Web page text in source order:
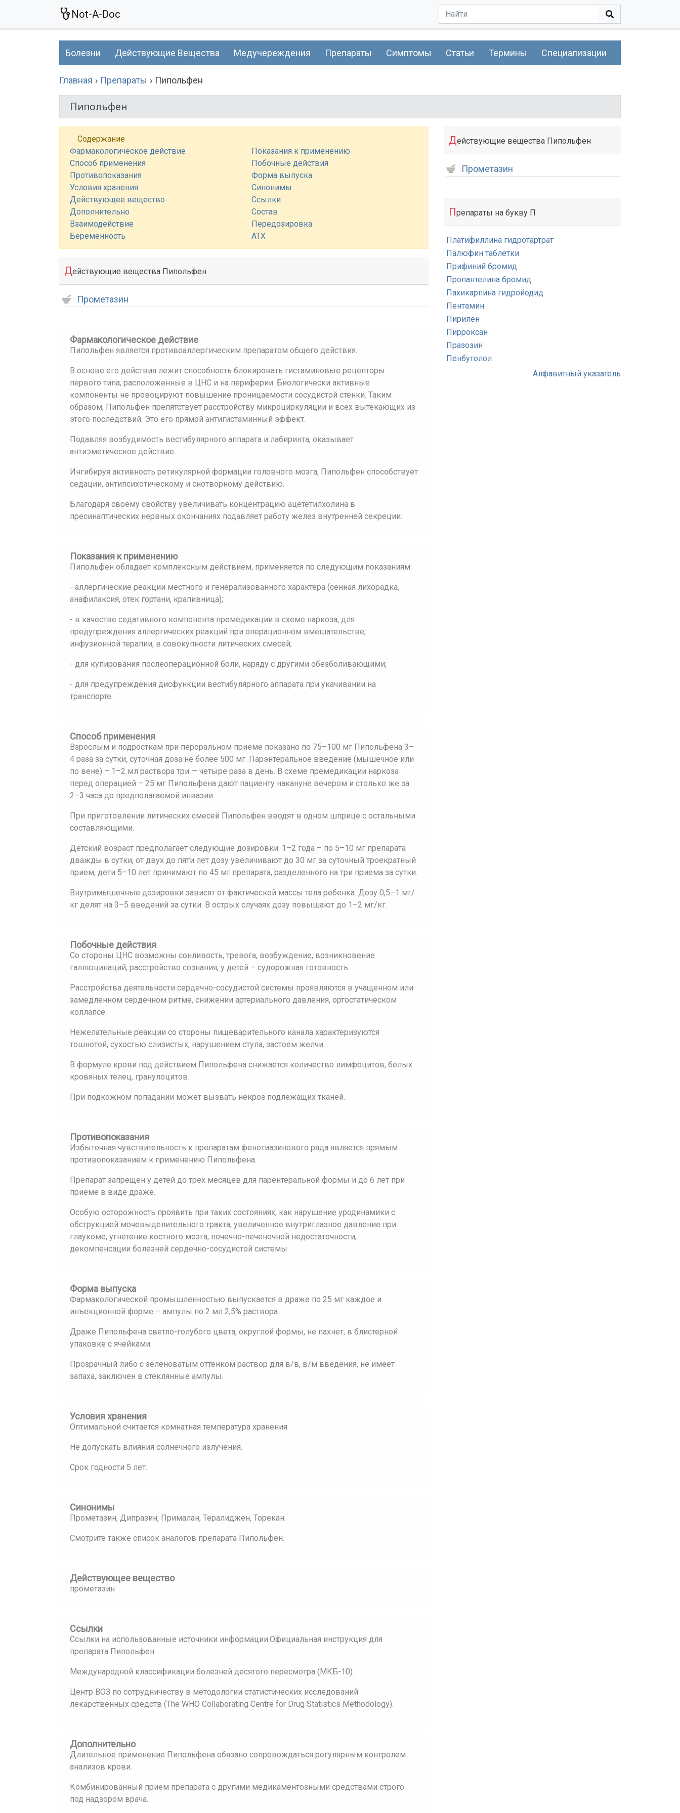
Not-A-Doc
Болезни Действующие Вещества Медучереждения Препараты Симптомы Статьи Термины Специализации
Главная Препараты Пипольфен
Пипольфен
Содержание
Фармакологическое действие
Показания к применению
Способ применения
Побочные действия
Противопоказания
Форма выпуска
Условия хранения
Синонимы
Действующее вещество
Ссылки
Дополнительно
Состав
Взаимодействие
Передозировка
Беременность
АТХ
Действующие вещества Пипольфен
Прометазин
Фармакологическое действие
Пипольфен является противоаллергическим препаратом общего действия.
В основе его действия лежит способность блокировать гистаминовые рецепторы
первого типа, расположенные в ЦНС и на периферии. Биологически активные
компоненты не провоцируют повышение проницаемости сосудистой стенки. Таким
образом, Пипольфен препятствует расстройству микроциркуляции и всех вытекающих из
этого последствий. Это его прямой антигистаминный эффект.
Подавляя возбудимость вестибулярного аппарата и лабиринта, оказывает
антиэметическое действие.
Ингибируя активность ретикулярной формации головного мозга, Пипольфен способствует
седации, антипсихотическому и снотворному действию.
Благодаря своему свойству увеличивать концентрацию ацететилхолина в
пресинаптических нервных окончаниях подавляет работу желез внутренней секреции.
Показания к применению
Пипольфен обладает комплексным действием, применяется по следующим показаниям:
- аллергические реакции местного и генерализованного характера (сенная лихорадка,
анафилаксия, отек гортани, крапивница);
- в качестве седативного компонента премедикации в схеме наркоза, для
предупреждения аллергических реакций при операционном вмешательстве,
инфузионной терапии, в совокупности литических смесей;
- для купирования послеоперационной боли, наряду с другими обезболивающими;
- для предупреждения дисфункции вестибулярного аппарата при укачивании на
транспорте.
Способ применения
Взрослым и подросткам при пероральном приеме показано по 75–100 мг Пипольфена 3–
4 раза за сутки, суточная доза не более 500 мг. Парэнтеральное введение (мышечное или
по вене) – 1–2 мл раствора три — четыре раза в день. В схеме премедикации наркоза
перед операцией – 25 мг Пипольфена дают пациенту накануне вечером и столько же за
2–3 часа до предполагаемой инвазии.
При приготовлении литических смесей Пипольфен вводят в одном шприце с остальными
составляющими.
Детский возраст предполагает следующие дозировки: 1–2 года – по 5–10 мг препарата
дважды в сутки; от двух до пяти лет дозу увеличивают до 30 мг за суточный троекратный
прием; дети 5–10 лет принимают по 45 мг препарата, разделенного на три приема за сутки.
Внутримышечные дозировки зависят от фактической массы тела ребенка. Дозу 0,5–1 мг/
кг делят на 3–5 введений за сутки. В острых случаях дозу повышают до 1–2 мг/кг.
Побочные действия
Со стороны ЦНС возможны сонливость, тревога, возбуждение, возникновение
галлюцинаций, расстройство сознания, у детей – судорожная готовность.
Расстройства деятельности сердечно-сосудистой системы проявляются в учащенном или
замедленном сердечном ритме, снижении артериального давления, ортостатическом
коллапсе.
Нежелательные реакции со стороны пищеварительного канала характеризуются
тошнотой, сухостью слизистых, нарушением стула, застоем желчи.
В формуле крови под действием Пипольфена снижается количество лимфоцитов, белых
кровяных телец, гранулоцитов.
При подкожном попадании может вызвать некроз подлежащих тканей.
Противопоказания
Избыточная чувствительность к препаратам фенотиазинового ряда является прямым
противопоказанием к применению Пипольфена.
Препарат запрещен у детей до трех месяцев для парентеральной формы и до 6 лет при
приеме в виде драже.
Особую осторожность проявить при таких состояниях, как нарушение уродинамики с
обструкцией мочевыделительного тракта, увеличенное внутриглазное давление при
глаукоме, угнетение костного мозга, почечно-печеночной недостаточности,
декомпенсации болезней сердечно-сосудистой системы.
Форма выпуска
Фармакологической промышленностью выпускается в драже по 25 мг каждое и
инъекционной форме – ампулы по 2 мл 2,5% раствора.
Драже Пипольфена светло-голубого цвета, округлой формы, не пахнет, в блистерной
упаковке с ячейками.
Прозрачный либо с зеленоватым оттенком раствор для в/в, в/м введения, не имеет
запаха, заключен в стеклянные ампулы.
Условия хранения
Оптимальной считается комнатная температура хранения.
Не допускать влияния солнечного излучения.
Срок годности 5 лет.
Синонимы
Прометазин, Дипразин, Прималан, Тералиджен, Торекан.
Смотрите также список аналогов препарата Пипольфен.
Действующее вещество
прометазин
Ссылки
Ссылки на использованные источники информации.Официальная инструкция для
препарата Пипольфен.
Международной классификации болезней десятого пересмотра (МКБ-10).
Центр ВОЗ по сотрудничеству в методологии статистических исследований
лекарственных средств (The WHO Collaborating Centre for Drug Statistics Methodology).
Дополнительно
Длительное применение Пипольфена обязано сопровождаться регулярным контролем
анализов крови.
Комбинированный прием препарата с другими медикаментозными средствами строго
под надзором врача.
Действующие вещества Пипольфен
Прометазин
Препараты на букву П
Платифиллина гидротартрат
Палюфин таблетки
Прифиний бромид
Пропантелина бромид
Пахикарпина гидройодид
Пентамин
Пирилен
Пирроксан
Празозин
Пенбутолол
Алфавитный указатель